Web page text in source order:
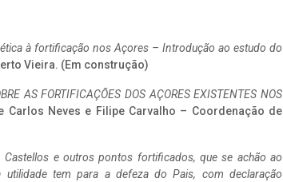
à fortificação nos Açores – Introdução ao estudo do
Vieira. (Em construção)
AS FORTIFICAÇÕES DOS AÇORES EXISTENTES NOS
Carlos Neves e Filipe Carvalho – Coordenação de
Castellos e outros pontos fortificados, que se achão ao
utilidade tem para a defeza do Pais, com declaração